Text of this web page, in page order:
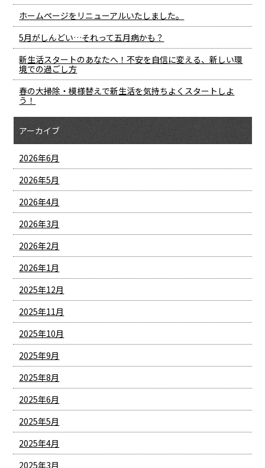
ホームページをリニューアルいたしました。
5月がしんどい…それって五月病かも？
新生活スタートのあなたへ！不安を自信に変える、新しい環
境での過ごし方
春の大掃除・模様替えで新生活を気持ちよくスタートしよ
う！
アーカイブ
2026年6月
2026年5月
2026年4月
2026年3月
2026年2月
2026年1月
2025年12月
2025年11月
2025年10月
2025年9月
2025年8月
2025年6月
2025年5月
2025年4月
2025年3月